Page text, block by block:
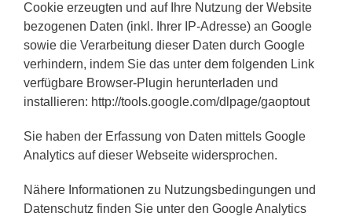
Cookie erzeugten und auf Ihre Nutzung der Website
bezogenen Daten (inkl. Ihrer IP-Adresse) an Google
sowie die Verarbeitung dieser Daten durch Google
verhindern, indem Sie das unter dem folgenden Link
verfügbare Browser-Plugin herunterladen und
installieren: http://tools.google.com/dlpage/gaoptout
Sie haben der Erfassung von Daten mittels Google
Analytics auf dieser Webseite widersprochen.
Nähere Informationen zu Nutzungsbedingungen und
Datenschutz finden Sie unter den Google Analytics